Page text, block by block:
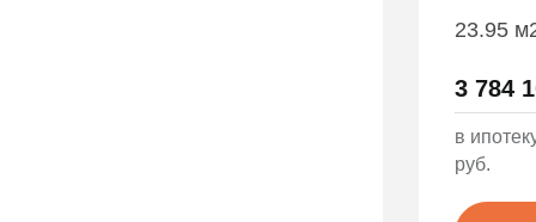
23.95
3 784
в
руб.